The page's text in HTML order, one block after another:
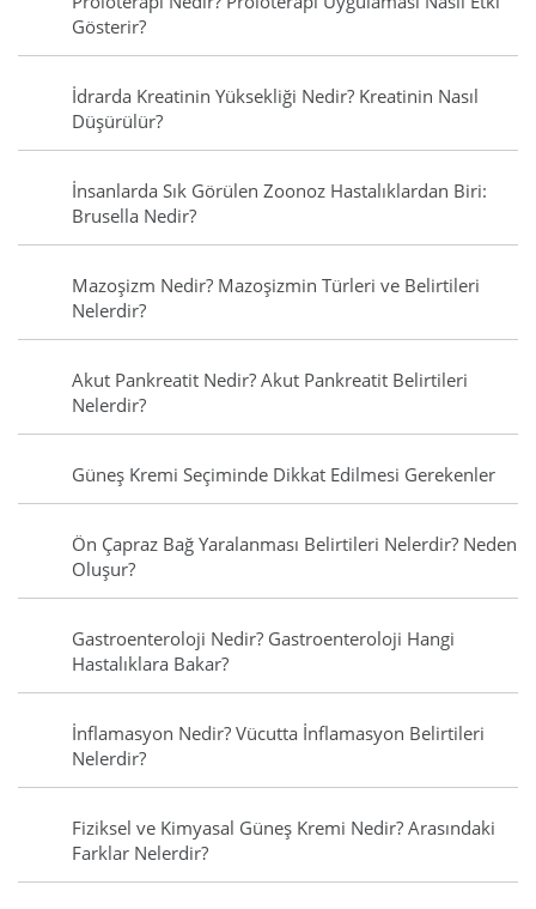
Gösterir?
İdrarda Kreatinin Yüksekliği Nedir? Kreatinin Nasıl
Düşürülür?
İnsanlarda Sık Görülen Zoonoz Hastalıklardan Biri:
Brusella Nedir?
Mazoşizm Nedir? Mazoşizmin Türleri ve Belirtileri
Nelerdir?
Akut Pankreatit Nedir? Akut Pankreatit Belirtileri
Nelerdir?
Güneş Kremi Seçiminde Dikkat Edilmesi Gerekenler
Ön Çapraz Bağ Yaralanması Belirtileri Nelerdir? Neden
Oluşur?
Gastroenteroloji Nedir? Gastroenteroloji Hangi
Hastalıklara Bakar?
İnflamasyon Nedir? Vücutta İnflamasyon Belirtileri
Nelerdir?
Fiziksel ve Kimyasal Güneş Kremi Nedir? Arasındaki
Farklar Nelerdir?